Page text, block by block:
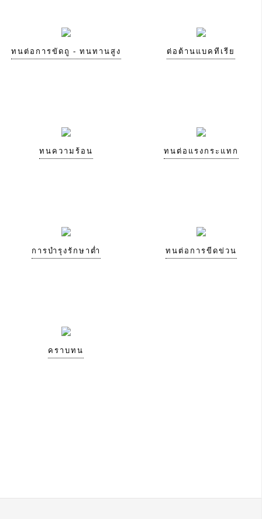
ทนต่อการขัดถู - ทนทานสูง ต่อต้านแบคทีเรีย
ทนความร้อน ทนต่อแรงกระแทก
การบำรุงรักษาต่ำ ทนต่อการขีดข่วน
คราบทน